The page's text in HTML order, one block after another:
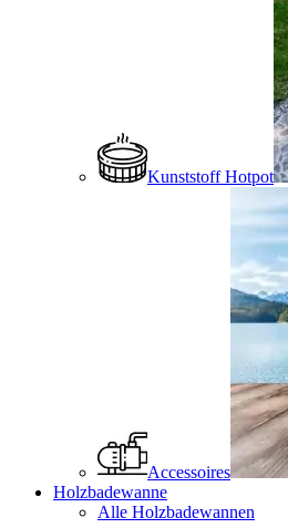
Kunststoff Hotpot
Accessoires
Holzbadewanne
Alle Holzbadewannen